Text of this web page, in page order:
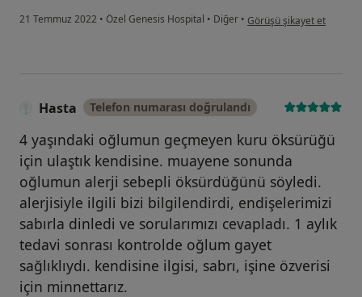
21 Temmuz 2022 • Özel Genesis Hospital • Diğer • kullanıcının görüşüne
Görüşü şikayet et
Hasta Telefon numarası doğrulandı
4 yaşındaki oğlumun geçmeyen kuru öksürüğü
için ulaştık kendisine. muayene sonunda
oğlumun alerji sebepli öksürdüğünü söyledi.
alerjisiyle ilgili bizi bilgilendirdi, endişelerimizi
sabırla dinledi ve sorularımızı cevapladı. 1 aylık
tedavi sonrası kontrolde oğlum gayet
sağlıklıydı. kendisine ilgisi, sabrı, işine özverisi
için minnettarız.